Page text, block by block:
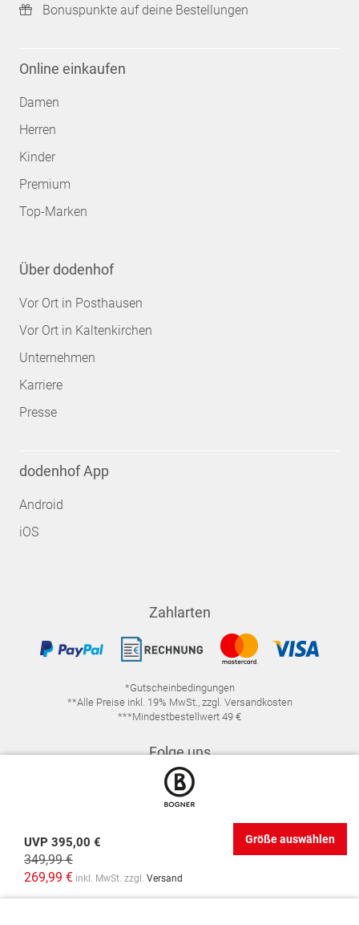
UVP 395,00 €
349,99 €
269,99 € inkl. MwSt. zzgl. Versand
Größe auswählen
Bonuspunkte auf deine Bestellungen
Online einkaufen
Damen
Herren
Kinder
Premium
Top-Marken
Über dodenhof
Vor Ort in Posthausen
Vor Ort in Kaltenkirchen
Unternehmen
Karriere
Presse
dodenhof App
Android
iOS
Zahlarten
*Gutscheinbedingungen
**Alle Preise inkl. 19% MwSt., zzgl. Versandkosten
***Mindestbestellwert 49 €
Folge uns
IMPRESSUM